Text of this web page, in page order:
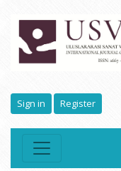
Sign in
Register